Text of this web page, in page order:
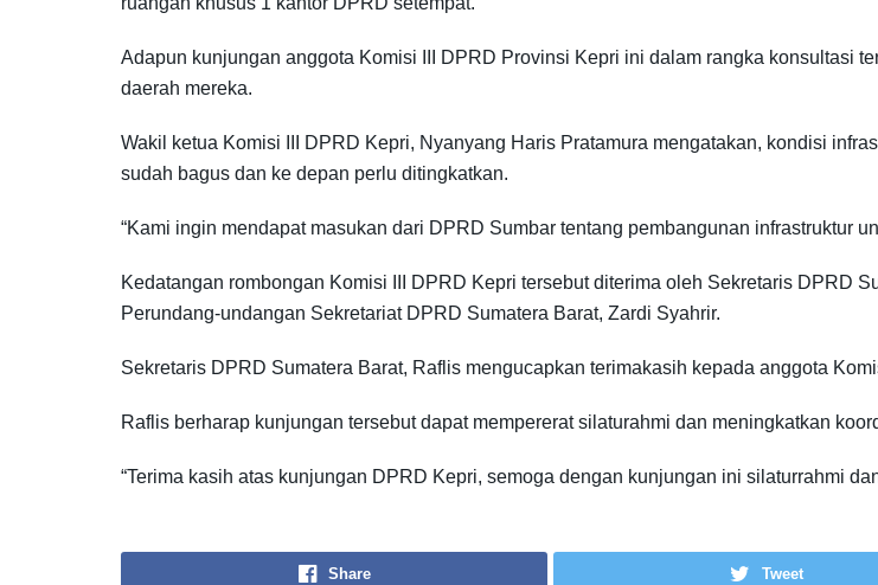
Adapun kunjungan anggota Komisi III DPRD Provinsi Kepri ini dalam rangka konsultasi
daerah mereka.
Wakil ketua Komisi III DPRD Kepri, Nyanyang Haris Pratamura mengatakan, kondisi
sudah bagus dan ke depan perlu ditingkatkan.
“Kami ingin mendapat masukan dari DPRD Sumbar tentang pembangunan infrastruktur
Kedatangan rombongan Komisi III DPRD Kepri tersebut diterima oleh Sekretaris DPRD
Perundang-undangan Sekretariat DPRD Sumatera Barat, Zardi Syahrir.
Sekretaris DPRD Sumatera Barat, Raflis mengucapkan terimakasih kepada anggota
Raflis berharap kunjungan tersebut dapat mempererat silaturahmi dan meningkatkan
“Terima kasih atas kunjungan DPRD Kepri, semoga dengan kunjungan ini silaturrahmi
Share Tweet